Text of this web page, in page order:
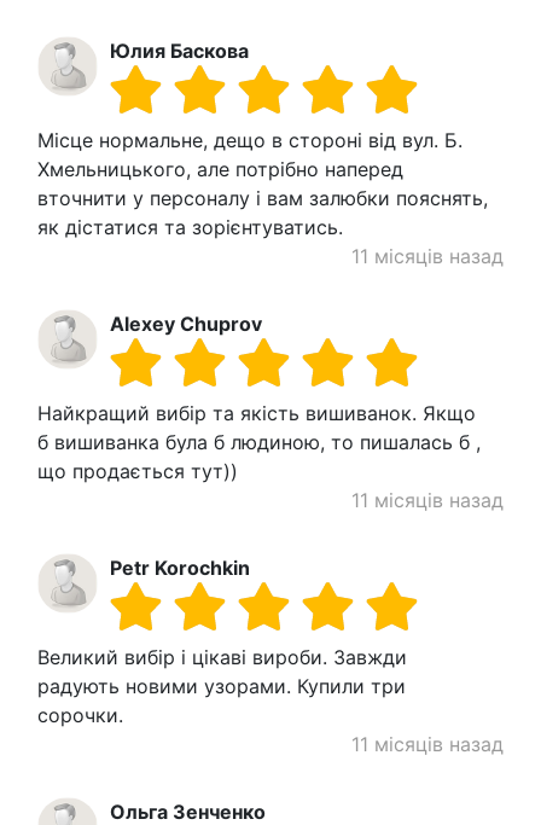
Юлия Баскова
Місце нормальне, дещо в стороні від вул. Б.
Хмельницького, але потрібно наперед
вточнити у персоналу і вам залюбки пояснять,
як дістатися та зорієнтуватись.
11 місяців назад
Alexey Chuprov
Найкращий вибір та якість вишиванок. Якщо
б вишиванка була б людиною, то пишалась б ,
що продається тут))
11 місяців назад
Petr Korochkin
Великий вибір і цікаві вироби. Завжди
радують новими узорами. Купили три
сорочки.
11 місяців назад
Ольга Зенченко